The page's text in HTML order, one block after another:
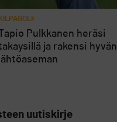
KILPAGOLF
Pulkkanen heräsi
ja rakensi hyvän
lähtöaseman
uutiskirje